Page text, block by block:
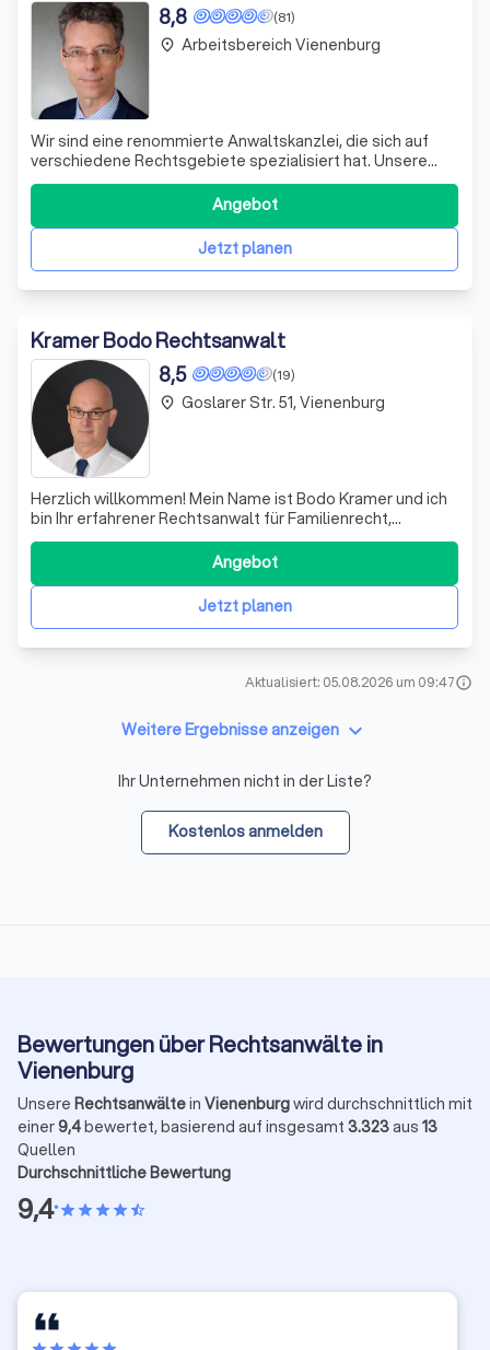
(81)
8,8
Wir sind eine renommierte Anwaltskanzlei, die sich auf
verschiedene Rechtsgebiete spezialisiert hat. Unsere
erfahrenen Rechtsanwälte, Jan Ellerbrock und Kai-Uwe
Lenius, bieten Ihnen eine umfassende und kompetente
Rechtsberatung in den Bereichen Arbeitsrecht,
Familienrecht und Verkehrsrecht. Wir lege
Jetzt planen
Angebot
place Arbeitsbereich Vienenburg
Kramer Bodo Rechtsanwalt
(19)
8,5
Herzlich willkommen! Mein Name ist Bodo Kramer und ich
bin Ihr erfahrener Rechtsanwalt für Familienrecht,
Verkehrsrecht, Erbrecht, Zivilrecht sowie Grundstücks-
und Mietrecht. Mit meiner langjährigen Erfahrung und
meinem Engagement setze ich mich für Ihre Interessen
ein. Mein Ziel ist es, das Bestmö
Jetzt planen
Angebot
place Goslarer Str. 51, Vienenburg
Aktualisiert: 05.08.2026 um 09:47info
Weitere Ergebnisse anzeigen keyboard_arrow_down
Ihr Unternehmen nicht in der Liste?
Kostenlos anmelden
Bewertungen über Rechtsanwälte in
Vienenburg
Unsere Rechtsanwältein Vienenburgwird durchschnittlich mit
einer9,4bewertet, basierend auf insgesamt 3.323aus 13
Quellen
Durchschnittliche Bewertung
9,4•starstarstarstarstar_half